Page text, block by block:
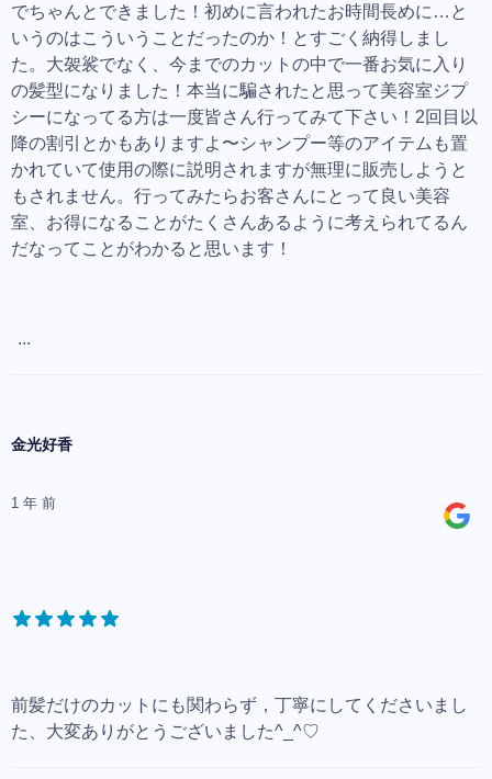
でちゃんとできました！初めに言われたお時間長めに…と
いうのはこういうことだったのか！とすごく納得しまし
た。大袈裟でなく、今までのカットの中で一番お気に入り
の髪型になりました！本当に騙されたと思って美容室ジプ
シーになってる方は一度皆さん行ってみて下さい！2回目以
降の割引とかもありますよ〜シャンプー等のアイテムも置
かれていて使用の際に説明されますが無理に販売しようと
もされません。行ってみたらお客さんにとって良い美容
室、お得になることがたくさんあるように考えられてるん
だなってことがわかると思います！
...
金光好香
1 年 前
前髪だけのカットにも関わらず，丁寧にしてくださいまし
た、大変ありがとうございました^_^♡